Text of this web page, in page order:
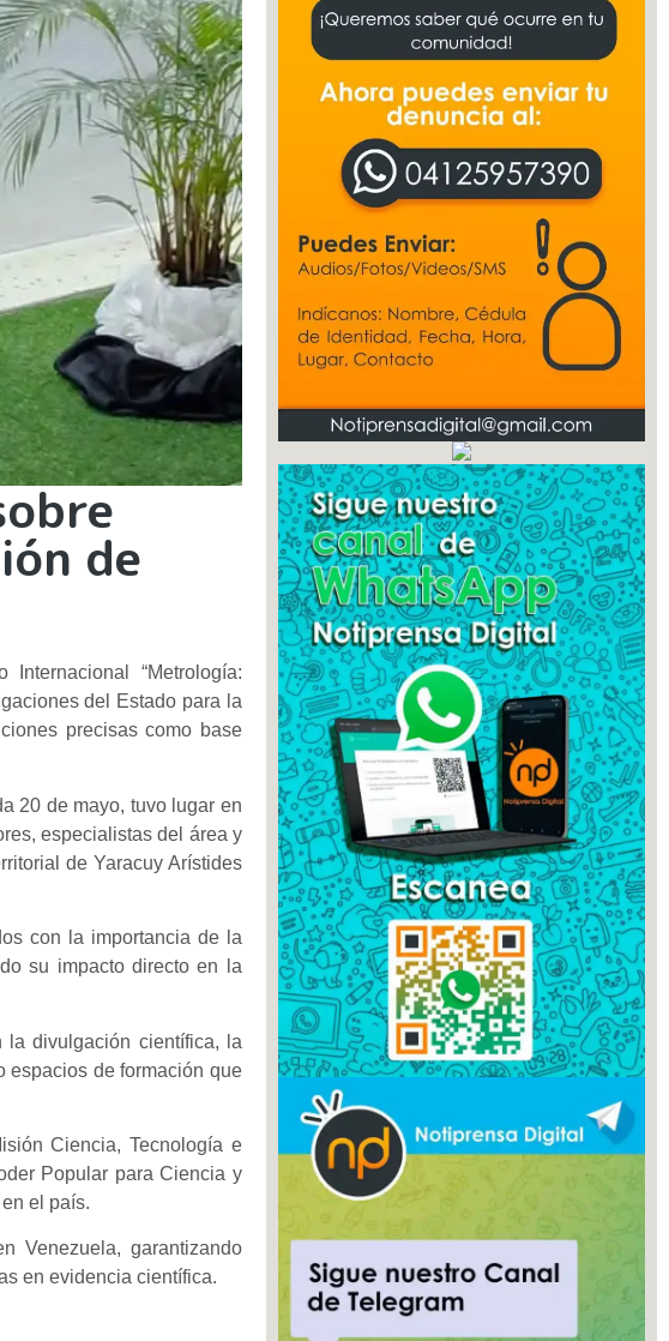
de
“Metrología:
del Estado para la
precisas como base
20 de mayo, tuvo lugar en
especialistas del área y
de Yaracuy Arístides
con la importancia de la
su impacto directo en la
la divulgación científica, la
espacios de formación que
Ciencia, Tecnología e
Popular para Ciencia y
el país.
Venezuela, garantizando
en evidencia científica.